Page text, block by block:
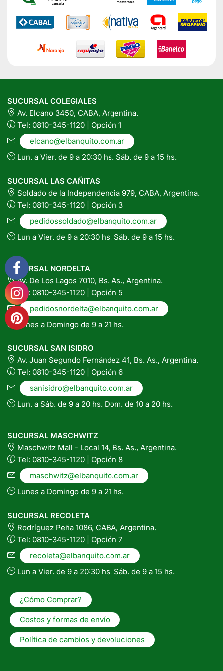
SUCURSAL COLEGIALES
Av. Elcano 3450, CABA, Argentina.
Tel: 0810-345-1120 | Opción 1
elcano@elbanquito.com.ar
Lun. a Vier. de 9 a 20:30 hs. Sáb. de 9 a 15 hs.
SUCURSAL LAS CAÑITAS
Soldado de la Independencia 979, CABA, Argentina.
Tel: 0810-345-1120 | Opción 3
pedidossoldado@elbanquito.com.ar
Lun a Vier. de 9 a 20:30 hs. Sáb. de 9 a 15 hs.
SUCURSAL NORDELTA
Av. De Los Lagos 7010, Bs. As., Argentina.
Tel: 0810-345-1120 | Opción 5
pedidosnordelta@elbanquito.com.ar
Lunes a Domingo de 9 a 21 hs.
SUCURSAL SAN ISIDRO
Av. Juan Segundo Fernández 41, Bs. As., Argentina.
Tel: 0810-345-1120 | Opción 6
sanisidro@elbanquito.com.ar
Lun. a Sáb. de 9 a 20 hs. Dom. de 10 a 20 hs.
SUCURSAL MASCHWITZ
Maschwitz Mall - Local 14, Bs. As., Argentina.
Tel: 0810-345-1120 | Opción 8
maschwitz@elbanquito.com.ar
Lunes a Domingo de 9 a 21 hs.
SUCURSAL RECOLETA
Rodríguez Peña 1086, CABA, Argentina.
Tel: 0810-345-1120 | Opción 7
recoleta@elbanquito.com.ar
Lun a Vier. de 9 a 20:30 hs. Sáb. de 9 a 15 hs.
¿Cómo Comprar?
Costos y formas de envío
Política de cambios y devoluciones